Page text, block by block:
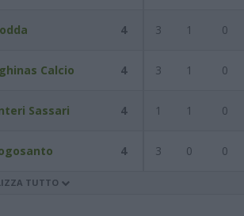
4 3 1 0
Calcio 4 3 1 0
Sassari 4 1 1 0
4 3 0 0
TUTTO